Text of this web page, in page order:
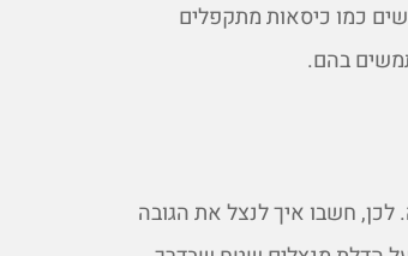
כמו כיסאות מתקפלים
בהם.
חשבו איך לנצל את הגובה